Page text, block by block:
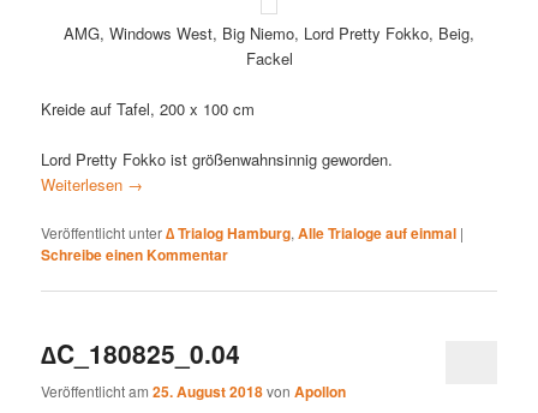
AMG, Windows West, Big Niemo, Lord Pretty Fokko, Beig,
Fackel
Kreide auf Tafel, 200 x 100 cm
Lord Pretty Fokko ist größenwahnsinnig geworden.
Weiterlesen →
Veröffentlicht unter∆ Trialog Hamburg,Alle Trialoge auf einmal |
Schreibe einen Kommentar
∆C_180825_0.04
Veröffentlicht am25. August 2018vonApollon